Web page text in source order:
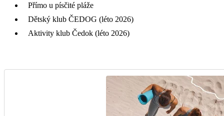
Přímo u písčité pláže
Dětský klub ČEDOG (léto 2026)
Aktivity klub Čedok (léto 2026)